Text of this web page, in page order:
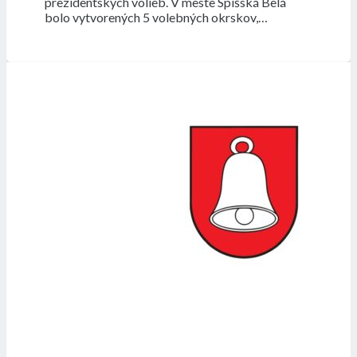
bolo vytvorených 5 volebných okrskov,…